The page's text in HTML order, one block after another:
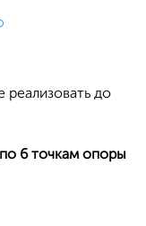
реализовать до
6 точкам опоры